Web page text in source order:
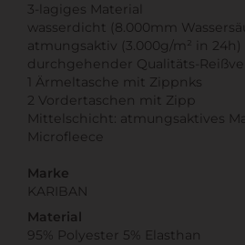
3-lagiges Material
wasserdicht (8.000mm
atmungsaktiv (3.000g/m² in 24h)
durchgehender Qualitäts-
1 Ärmeltasche mit Zippnks
2 Vordertaschen mit Zipp
Mittelschicht: atmungsaktives
Microfleece
Marke
KARIBAN
Material
95% Polyester 5% Elasthan